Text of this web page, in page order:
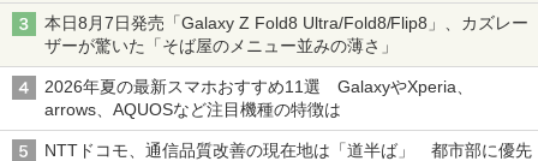
本日8月7日発売「Galaxy Z Fold8 Ultra/Fold8/Flip8」、カズレー
ザーが驚いた「そば屋のメニュー並みの薄さ」
2026年夏の最新スマホおすすめ11選 GalaxyやXperia、
arrows、AQUOSなど注目機種の特徴は
NTTドコモ、通信品質改善の現在地は「道半ば」 都市部に優先